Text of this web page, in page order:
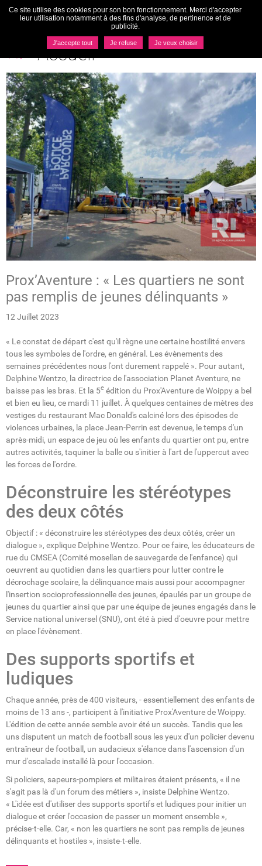
Accueil
Prox’Aventure : « Les quartiers ne sont
pas remplis de jeunes délinquants »
12 Juillet 2023
« Le constat de départ c'est qu'il règne une certaine hostilité envers
tous les symboles de l'ordre, en général. Les évènements des
semaines précédentes nous l'ont durement rappelé ». Pour autant,
Delphine Wentzo, la directrice de l'association Planet Aventure, ne
baisse pas les bras. Et la 5e édition du Prox'Aventure de Woippy a bel
et bien eu lieu, ce mardi 11 juillet. À quelques centaines de mètres des
vestiges du restaurant Mac Donald's calciné lors des épisodes de
violences urbaines, la place Jean-Perrin est devenue, le temps d'un
après-midi, un espace de jeu où les enfants du quartier ont pu, entre
autres activités, taquiner la balle ou s'initier à l'art de l'uppercut avec
les forces de l'ordre.
Déconstruire les stéréotypes
des deux côtés
Objectif : « déconstruire les stéréotypes des deux côtés, créer un
dialogue », explique Delphine Wentzo. Pour ce faire, les éducateurs de
rue du CMSEA (Comité mosellan de sauvegarde de l'enfance) qui
oeuvrent au quotidien dans les quartiers pour lutter contre le
décrochage scolaire, la délinquance mais aussi pour accompagner
l'insertion socioprofessionnelle des jeunes, épaulés par un groupe de
jeunes du quartier ainsi que par une équipe de jeunes engagés dans le
Service national universel (SNU), ont été à pied d'oeuvre pour mettre
en place l'évènement.
Des supports sportifs et
ludiques
Chaque année, près de 400 visiteurs, - essentiellement des enfants de
moins de 13 ans -, participent à l'initiative Prox'Aventure de Woippy.
L'édition de cette année semble avoir été un succès. Tandis que les
uns disputent un match de football sous les yeux d'un policier devenu
entraîneur de football, un audacieux s'élance dans l'ascension d'un
mur d'escalade installé là pour l'occasion.
Si policiers, sapeurs-pompiers et militaires étaient présents, « il ne
s'agit pas là d'un forum des métiers », insiste Delphine Wentzo.
« L'idée est d'utiliser des supports sportifs et ludiques pour initier un
dialogue et créer l'occasion de passer un moment ensemble »,
précise-t-elle. Car, « non les quartiers ne sont pas remplis de jeunes
délinquants et hostiles », insiste-t-elle.
Ce site utilise des cookies pour son bon fonctionnement. Merci d'accepter
leur utilisation notamment à des fins d'analyse, de pertinence et de
publicité.
J'accepte tout Je refuse Je veux choisir